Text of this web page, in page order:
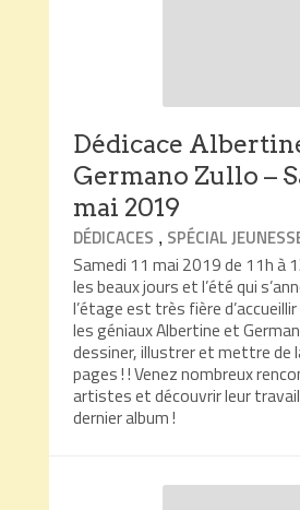
Dédicace
Germano Zullo –
mai 2019
DÉDICACES , SPÉCIAL
Samedi 11 mai 2019 de 11h à
les beaux jours et l’été qui
l’étage est très fière
les géniaux Albertine et
dessiner, illustrer et mettre de
pages ! ! Venez nombreux
artistes et découvrir leur
dernier album !